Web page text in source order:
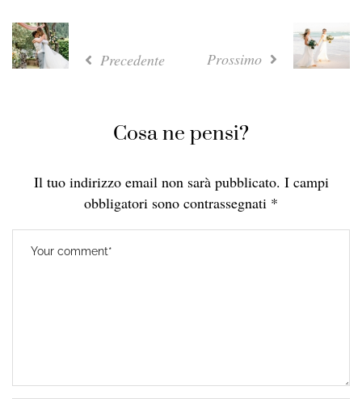
Precedente Prossimo
Cosa ne pensi?
Il tuo indirizzo email non sarà pubblicato. I campi
obbligatori sono contrassegnati *